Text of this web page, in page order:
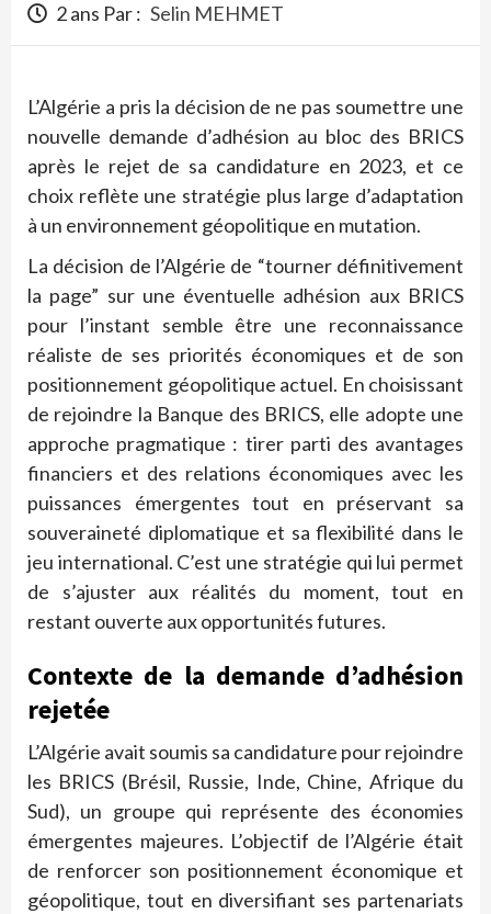
2 ans Par : Selin MEHMET
L’Algérie a pris la décision de ne pas soumettre une
nouvelle demande d’adhésion au bloc des BRICS
après le rejet de sa candidature en 2023, et ce
choix reflète une stratégie plus large d’adaptation
à un environnement géopolitique en mutation.
La décision de l’Algérie de “tourner définitivement
la page” sur une éventuelle adhésion aux BRICS
pour l’instant semble être une reconnaissance
réaliste de ses priorités économiques et de son
positionnement géopolitique actuel. En choisissant
de rejoindre la Banque des BRICS, elle adopte une
approche pragmatique : tirer parti des avantages
financiers et des relations économiques avec les
puissances émergentes tout en préservant sa
souveraineté diplomatique et sa flexibilité dans le
jeu international. C’est une stratégie qui lui permet
de s’ajuster aux réalités du moment, tout en
restant ouverte aux opportunités futures.
Contexte de la demande d’adhésion
rejetée
L’Algérie avait soumis sa candidature pour rejoindre
les BRICS (Brésil, Russie, Inde, Chine, Afrique du
Sud), un groupe qui représente des économies
émergentes majeures. L’objectif de l’Algérie était
de renforcer son positionnement économique et
géopolitique, tout en diversifiant ses partenariats